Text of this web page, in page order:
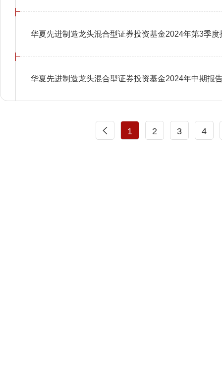
华夏先进制造龙头混合型证券投资基金2024年第3季度
华夏先进制造龙头混合型证券投资基金2024年中期报
1 2 3 4